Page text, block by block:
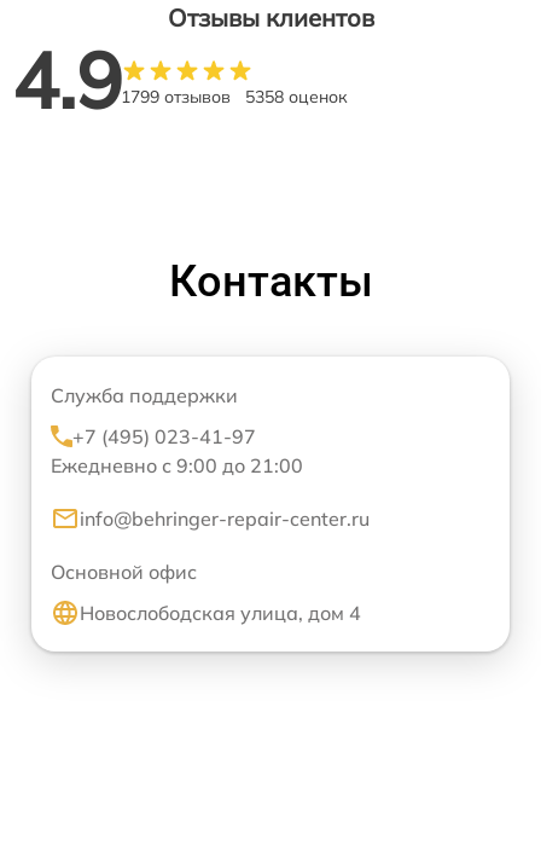
Отзывы клиентов
4.91799 отзывов 5358 оценок
Контакты
Служба поддержки
+7 (495) 023-41-97
Ежедневно с 9:00 до 21:00
info@behringer-repair-center.ru
Основной офис
Новослободская улица, дом 4